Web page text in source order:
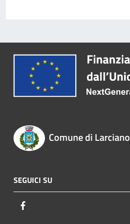
Comune di Larciano
SEGUICI SU